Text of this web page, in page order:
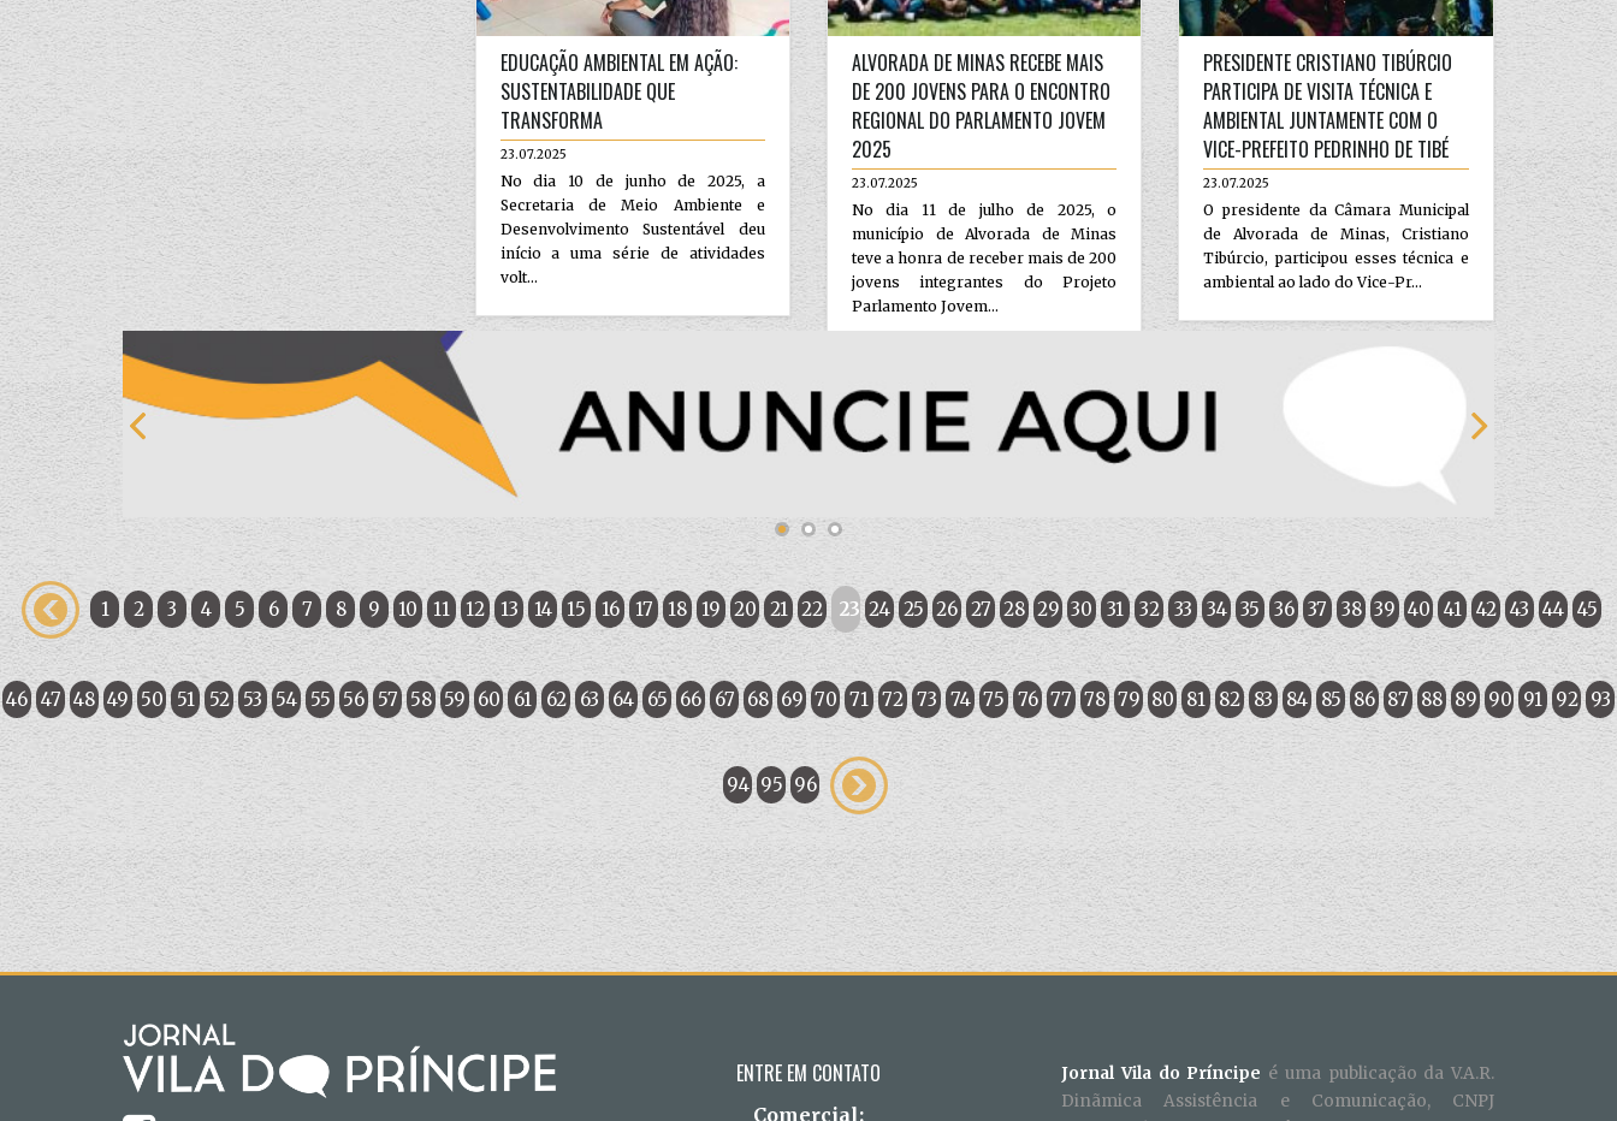
EDUCAÇÃO AMBIENTAL EM AÇÃO:
SUSTENTABILIDADE QUE
TRANSFORMA
23.07.2025
No dia 10 de junho de 2025, a
Secretaria de Meio Ambiente e
Desenvolvimento Sustentável deu
início a uma série de atividades
volt...
ALVORADA DE MINAS RECEBE MAIS
DE 200 JOVENS PARA O ENCONTRO
REGIONAL DO PARLAMENTO JOVEM
2025
23.07.2025
No dia 11 de julho de 2025, o
município de Alvorada de Minas
teve a honra de receber mais de 200
jovens integrantes do Projeto
Parlamento Jovem...
PRESIDENTE CRISTIANO TIBÚRCIO
PARTICIPA DE VISITA TÉCNICA E
AMBIENTAL JUNTAMENTE COM O
VICE-PREFEITO PEDRINHO DE TIBÉ
23.07.2025
O presidente da Câmara Municipal
de Alvorada de Minas, Cristiano
Tibúrcio, participou esses técnica e
ambiental ao lado do Vice-Pr...
1 2 3 4 5 6 7 8 9 10 11 12 13 14 15 16 17 18 19 20 21 22 23 24 25 26 27 28 29 30 31 32 33 34 35 36 37 38 39 40 41 42 43 44 45
46 47 48 49 50 51 52 53 54 55 56 57 58 59 60 61 62 63 64 65 66 67 68 69 70 71 72 73 74 75 76 77 78 79 80 81 82 83 84 85 86 87 88 89 90 91 92 93
94 95 96
ENTRE EM CONTATO
Comercial:
Jornal Vila do Príncipe é uma publicação da V.A.R.
Dinãmica Assistência e Comunicação, CNPJ